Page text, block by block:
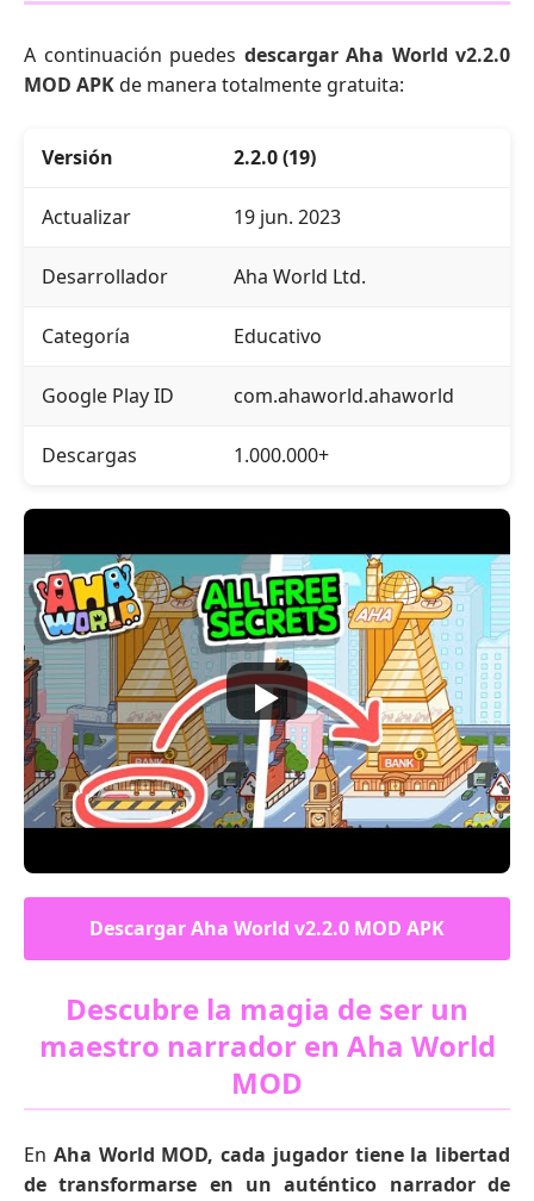
A continuación puedes descargar Aha World v2.2.0
MOD APKde manera totalmente gratuita:
Versión 2.2.0 (19)
Actualizar 19 jun. 2023
Desarrollador Aha World Ltd.
Categoría Educativo
Google Play ID com.ahaworld.ahaworld
Descargas 1.000.000+
Descargar Aha World v2.2.0 MOD APK
Descubre la magia de ser un
maestro narrador en Aha World
MOD
En Aha World MOD, cada jugador tiene la libertad
de transformarse en un auténtico narrador de